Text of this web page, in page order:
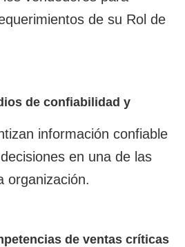
de su Rol de
de confiabilidad y
información confiable
en una de las
organización.
de ventas críticas